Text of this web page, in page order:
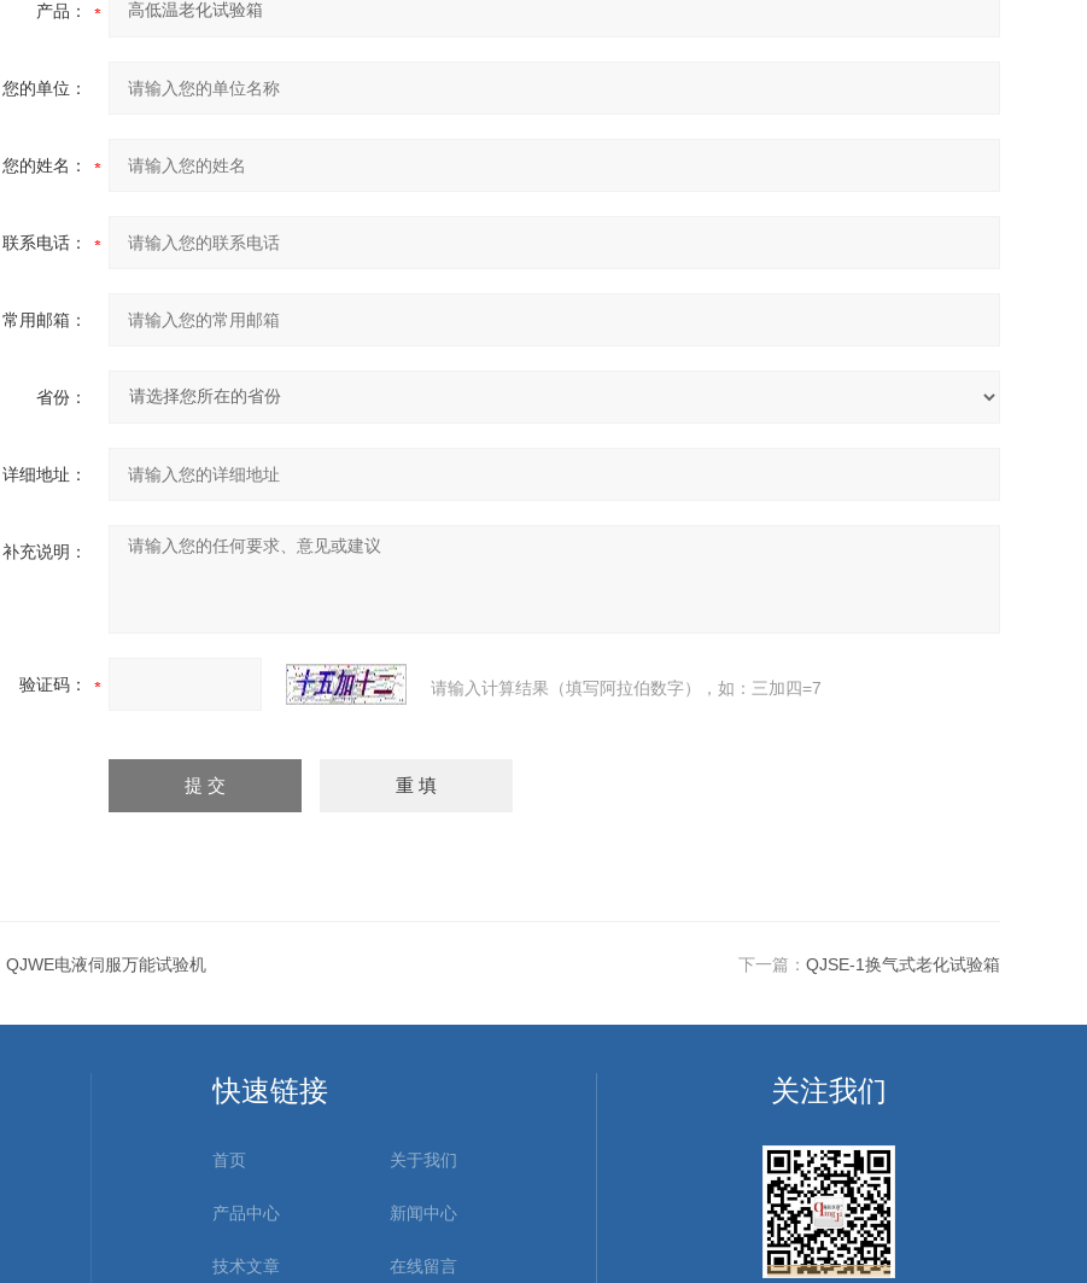
产品：
您的单位：
您的姓名：
联系电话：
常用邮箱：
省份：
详细地址：
补充说明：
验证码： 请输入计算结果（填写阿拉伯数字），如：三加四=7
QJWE电液伺服万能试验机 下一篇： QJSE-1换气式老化试验箱
快速链接
首页 关于我们
产品中心 新闻中心
技术文章 在线留言
关注我们